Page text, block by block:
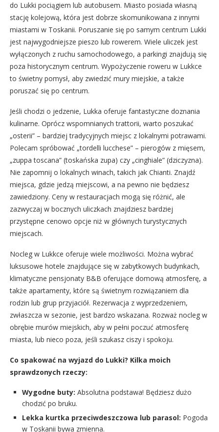
do Lukki pociągiem lub autobusem. Miasto posiada własną
stację kolejową, która jest dobrze skomunikowana z innymi
miastami w Toskanii. Poruszanie się po samym centrum Lukki
jest najwygodniejsze pieszo lub rowerem. Wiele uliczek jest
wyłączonych z ruchu samochodowego, a parkingi znajdują się
poza historycznym centrum. Wypożyczenie roweru w Lukkce
to świetny pomysł, aby zwiedzić mury miejskie, a także
poruszać się po centrum.
Jeśli chodzi o jedzenie, Lukka oferuje fantastyczne doznania
kulinarne. Oprócz wspomnianych trattorii, warto poszukać
„osterii” – bardziej tradycyjnych miejsc z lokalnymi potrawami.
Polecam spróbować „tordelli lucchese” – pierogów z mięsem,
„zuppa toscana” (toskańska zupa) czy „cinghiale” (dziczyzna).
Nie zapomnij o lokalnych winach, takich jak Chianti. Znajdź
miejsca, gdzie jedzą miejscowi, a na pewno nie będziesz
zawiedziony. Ceny w restauracjach mogą się różnić, ale
zazwyczaj w bocznych uliczkach znajdziesz bardziej
przystępne cenowo opcje niż w głównych turystycznych
miejscach.
Nocleg w Lukkce oferuje wiele możliwości. Można wybrać
luksusowe hotele znajdujące się w zabytkowych budynkach,
klimatyczne pensjonaty B&B oferujące domową atmosferę, a
także apartamenty, które są świetnym rozwiązaniem dla
rodzin lub grup przyjaciół. Rezerwacja z wyprzedzeniem,
zwłaszcza w sezonie, jest bardzo wskazana. Rozważ nocleg w
obrębie murów miejskich, aby w pełni poczuć atmosferę
miasta, lub nieco poza, jeśli szukasz ciszy i spokoju.
Co spakować na wyjazd do Lukki? Kilka moich
sprawdzonych rzeczy:
Wygodne buty: Absolutna podstawa! Będziesz dużo
chodzić po bruku.
Lekka kurtka przeciwdeszczowa lub parasol: Pogoda
w Toskanii bywa zmienna.